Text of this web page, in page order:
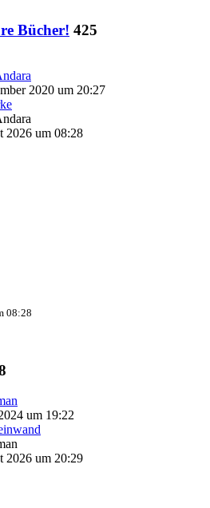
Bücher! 425
2020 um 20:27
2026 um 08:28
08:28
um 19:22
2026 um 20:29